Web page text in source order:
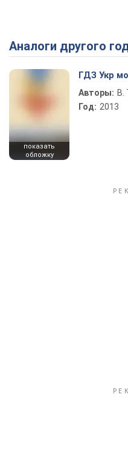
Аналоги другого
показать
обложку
ГДЗ Укр
Авторы: В.
Год: 2013